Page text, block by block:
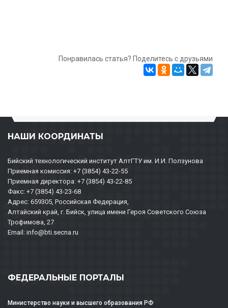
Понравилась статья? Поделитесь с друзьями
НАШИ КООРДИНАТЫ
Бийский технологический институт АлтГТУ им. И.И. Ползунова
Приемная комиссия: +7 (3854) 43-22-55
Приемная директора: +7 (3854) 43-22-85
Факс: +7 (3854) 43-23-68
Адрес: 659305, Российская Федерация,
Алтайский край, г. Бийск, улица имени Героя Советского Союза
Трофимова, 27
Email: info@bti.secna.ru
ФЕДЕРАЛЬНЫЕ ПОРТАЛЫ
Министерство науки и высшего образования РФ